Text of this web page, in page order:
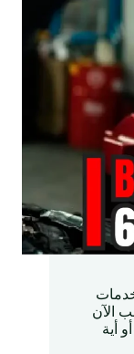
جميع خدمات
الآن
أية